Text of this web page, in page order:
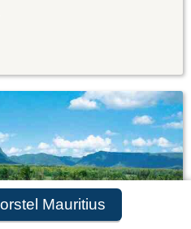
Mauritius